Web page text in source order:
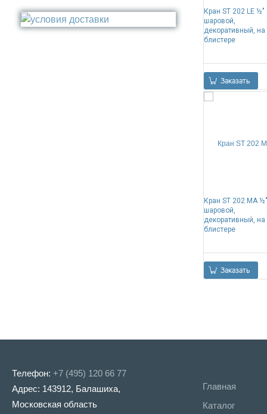
Стакан
Туалетный ёрш
Медь
Никель
Кран ST 202 LE ½"
шаровой,
декоративный, на
блистере
Заказать
Кран ST 202 MA ½"
шаровой,
декоративный, на
блистере
Заказать
Телефон: +7 (495) 120 66 77
Адрес: 143912, Балашиха,
Московская область
Главная
Каталог